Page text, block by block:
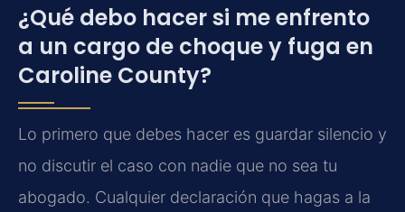
¿Qué debo hacer si me enfrento
a un cargo de choque y fuga en
Caroline County?
Lo primero que debes hacer es guardar silencio y
no discutir el caso con nadie que no sea tu
abogado. Cualquier declaración que hagas a la